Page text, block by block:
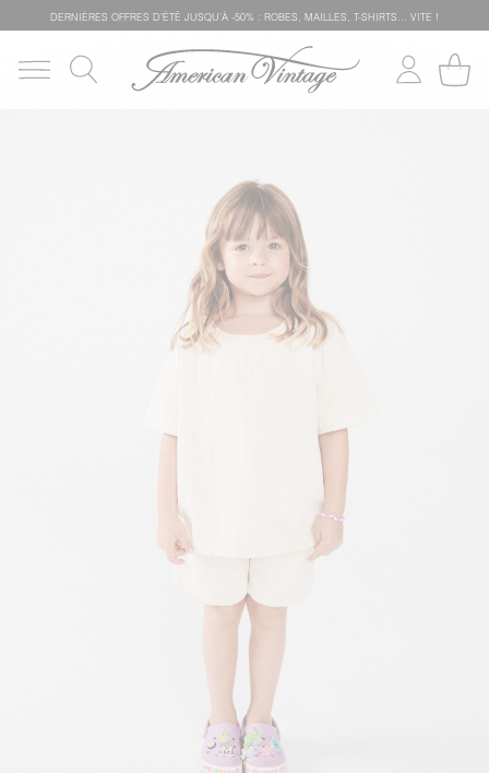
DERNIÈRES OFFRES D'ÉTÊ JUSQU'À -50% : ROBES, MAILLES, T-SHIRTS... VITE !